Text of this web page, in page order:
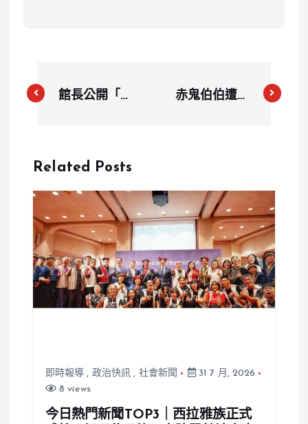
館長公開「李
料：恐嚇多
萬怒揭內幕
赤鬼伯伯遭粉
不能接受
Related Posts
即時報導 , 政治快訊 , 社會新聞
31 7 月, 2026
8 views
今日熱門新聞TOP3｜西拉雅族正式